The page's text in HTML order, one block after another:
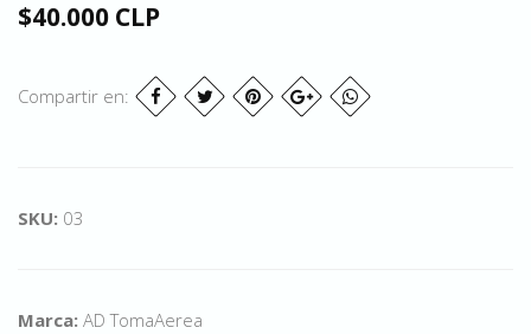
$40.000 CLP
Compartir en:
SKU: 03
Marca: AD TomaAerea